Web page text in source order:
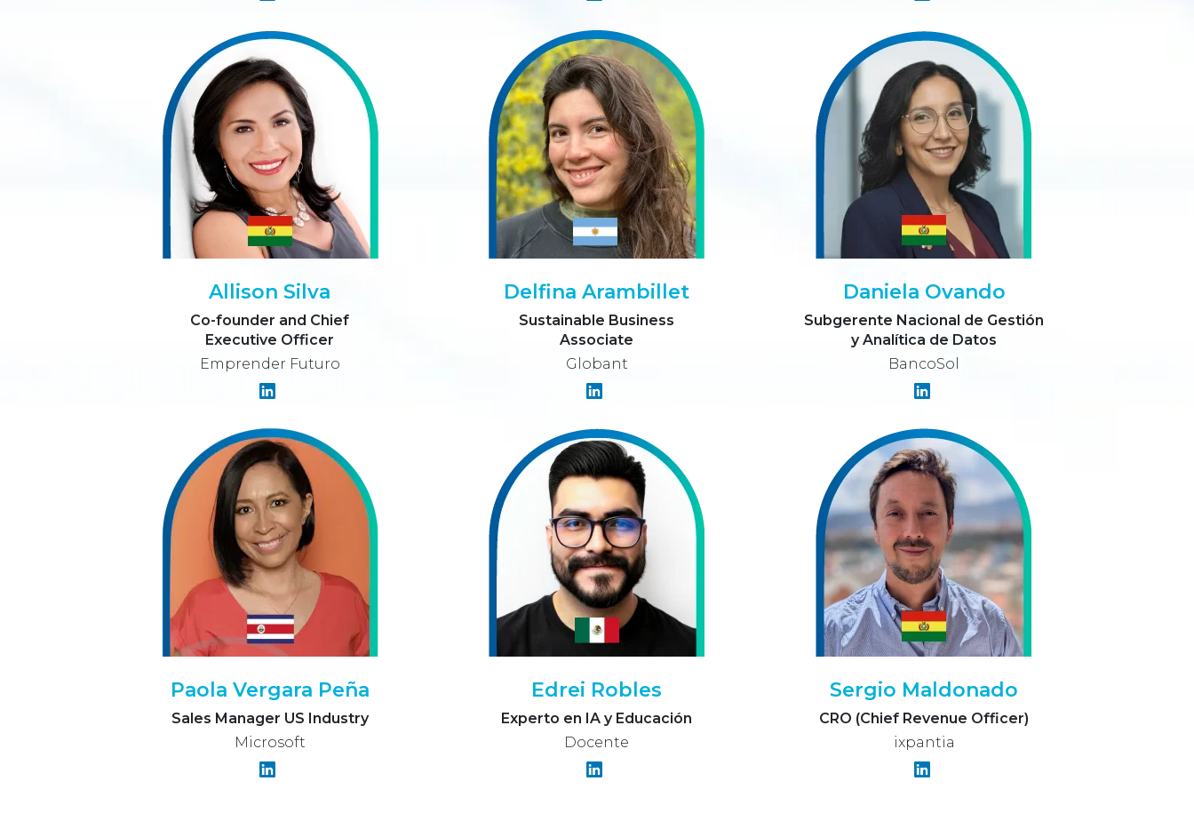
Allison Silva
Co-founder and Chief
Executive Officer
Emprender Futuro
Delfina Arambillet
Sustainable Business
Associate
Globant
Daniela Ovando
Subgerente Nacional de Gestión
y Analítica de Datos
BancoSol
Paola Vergara Peña
Sales Manager US Industry
Microsoft
Edrei Robles
Experto en IA y Educación
Docente
Sergio Maldonado
CRO (Chief Revenue Officer)
ixpantia